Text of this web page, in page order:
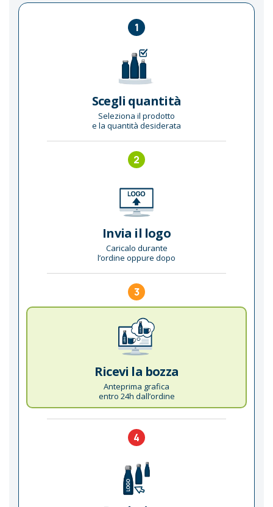
1
Scegli quantità
Seleziona il prodotto
e la quantità desiderata
2
Invia il logo
Caricalo durante
l’ordine oppure dopo
3
Ricevi la bozza
Anteprima grafica
entro 24h dall’ordine
4